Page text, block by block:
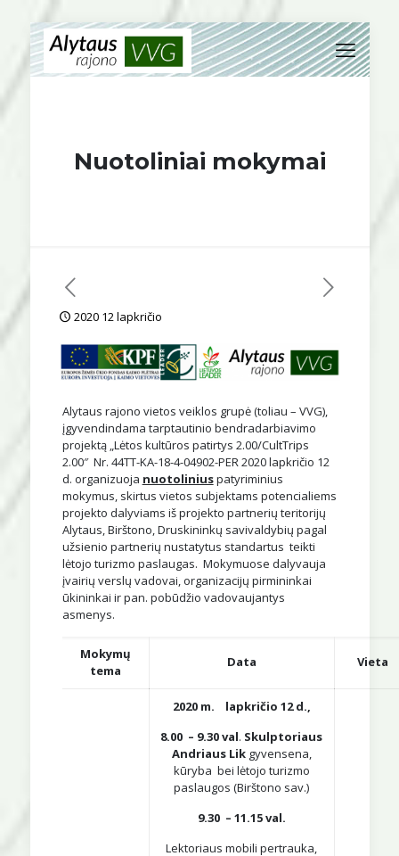
Nuotoliniai mokymai
2020 12 lapkričio
Alytaus rajono vietos veiklos grupė (toliau – VVG),
įgyvendindama tarptautinio bendradarbiavimo
projektą „Lėtos kultūros patirtys 2.00/CultTrips
2.00″ Nr. 44TT-KA-18-4-04902-PER 2020 lapkričio 12
d. organizuoja nuotoliniuspatyriminius
mokymus, skirtus vietos subjektams potencialiems
projekto dalyviams iš projekto partnerių teritorijų
Alytaus, Birštono, Druskininkų savivaldybių pagal
užsienio partnerių nustatytus standartus teikti
lėtojo turizmo paslaugas. Mokymuose dalyvauja
įvairių verslų vadovai, organizacijų pirmininkai
ūkininkai ir pan. pobūdžio vadovaujantys
asmenys.
Mokymų
tema
Data Vieta
2020 m. lapkričio 12 d.,
8.00 – 9.30val. Skulptoriaus
Andriaus Likgyvensena,
kūryba bei lėtojo turizmo
paslaugos (Birštono sav.)
9.30 – 11.15 val.
Lektoriaus mobili pertrauka,